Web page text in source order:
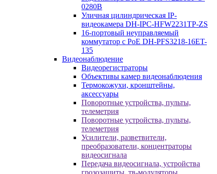
0280B
Уличная цилиндрическая IP-
видеокамера DH-IPC-HFW2231TP-ZS
16-портовый неуправляемый
коммутатор с РоЕ DH-PFS3218-16ET-
135
Видеонаблюдение
Видеорегистраторы
Объективы камер видеонаблюдения
Термокожухи, кронштейны,
аксессуары
Поворотные устройства, пульты,
телеметрия
Поворотные устройства, пульты,
телеметрия
Усилители, разветвители,
преобразователи, концентраторы
видеосигнала
Передача видеосигнала, устройства
грозозащиты, тв-модуляторы